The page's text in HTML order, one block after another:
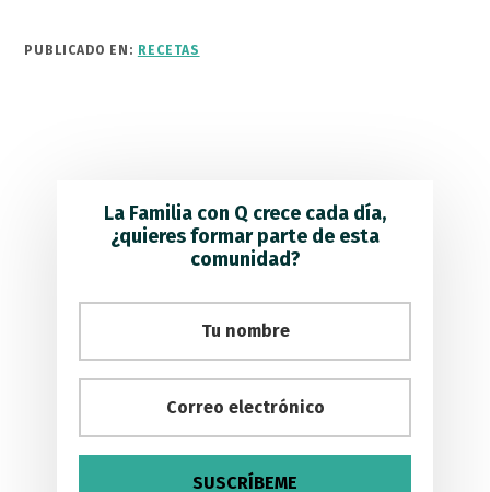
PUBLICADO EN: RECETAS
La Familia con Q crece cada día,
¿quieres formar parte de esta
comunidad?